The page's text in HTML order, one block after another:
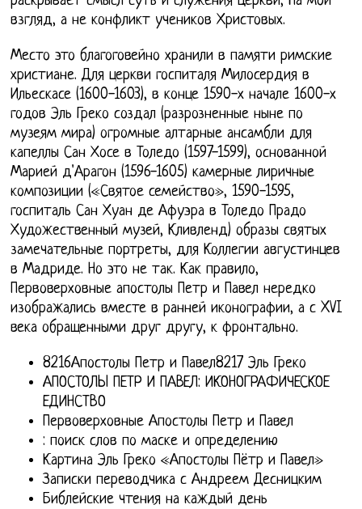
взгляд, а не конфликт учеников Христовых.
Место это благоговейно хранили в памяти римские
христиане. Для церкви госпиталя Милосердия в
Ильескасе (1600-1603), в конце 1590-х начале 1600-х
годов Эль Греко создал (разрозненные ныне по
музеям мира) огромные алтарные ансамбли для
капеллы Сан Хосе в Толедо (1597-1599), основанной
Марией д'Арагон (1596-1605) камерные лиричные
композиции («Святое семейство», 1590-1595,
госпиталь Сан Хуан де Афуэра в Толедо Прадо
Художественный музей, Кливленд) образы святых
замечательные портреты, для Коллегии августинцев
в Мадриде. Но это не так. Как правило,
Первоверховные апостолы Петр и Павел нередко
изображались вместе в ранней иконографии, а с XVI
века обращенными друг другу, к фронтально.
8216Апостолы Петр и Павел8217 Эль Греко
АПОСТОЛЫ ПЕТР И ПАВЕЛ: ИКОНОГРАФИЧЕСКОЕ
ЕДИНСТВО
Первоверховные Апостолы Петр и Павел
: поиск слов по маске и определению
Картина Эль Греко «Апостолы Пётр и Павел»
Записки переводчика с Андреем Десницким
Библейские чтения на каждый день